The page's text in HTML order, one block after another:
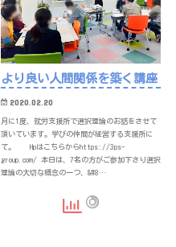
より良い人間関係を築く講座
2020.02.20
月に1度、就労支援所で選択理論のお話をさせて
頂いています。学びの仲間が経営する支援所に
て。 Hpはこちらからhttps://3ps-
group.com/ 本日は、7名の方がご参加下さり選択
理論の大切な概念の一つ、&#8…